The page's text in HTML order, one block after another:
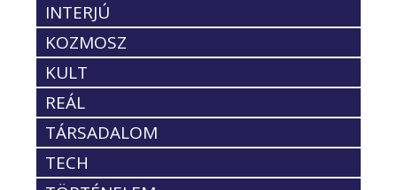
INTERJÚ
KOZMOSZ
KULT
REÁL
TÁRSADALOM
TECH